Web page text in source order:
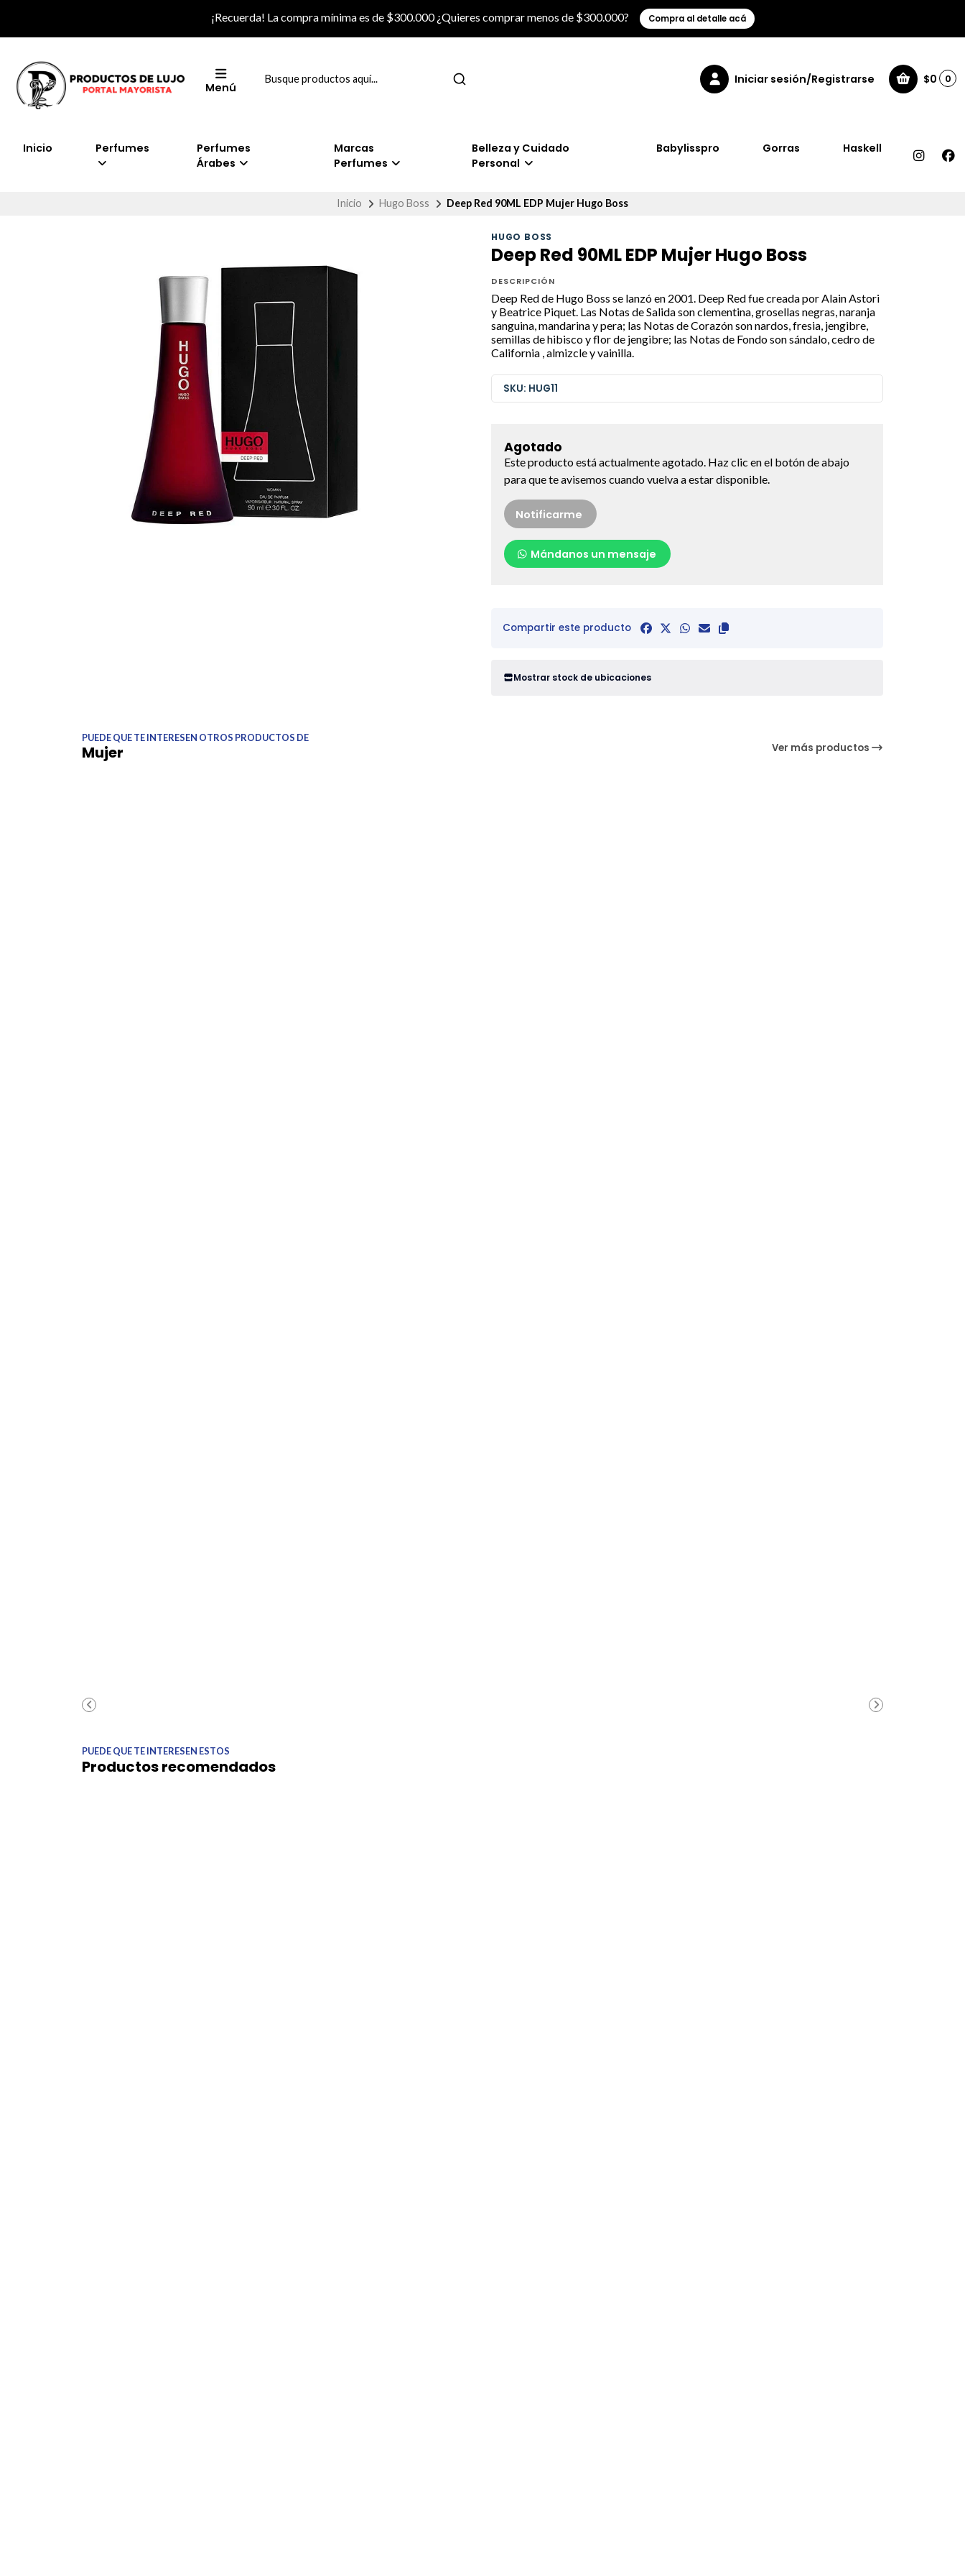
¡Recuerda! La compra mínima es de $300.000 ¿Quieres comprar menos de $300.000? Compra al detalle acá
Menú
Iniciar sesión/Registrarse $0 0
Inicio Perfumes
Perfumes
Árabes
Marcas
Perfumes
Belleza y Cuidado
Personal
Babylisspro Gorras Haskell
Inicio Hugo Boss Deep Red 90ML EDP Mujer Hugo Boss
HUGO BOSS
Deep Red 90ML EDP Mujer Hugo Boss
DESCRIPCIÓN
Deep Red de Hugo Boss se lanzó en 2001. Deep Red fue creada por Alain Astori
y Beatrice Piquet. Las Notas de Salida son clementina, grosellas negras, naranja
sanguina, mandarina y pera; las Notas de Corazón son nardos, fresia, jengibre,
semillas de hibisco y flor de jengibre; las Notas de Fondo son sándalo, cedro de
California , almizcle y vainilla.
SKU: HUG11
Agotado
Este producto está actualmente agotado. Haz clic en el botón de abajo
para que te avisemos cuando vuelva a estar disponible.
Notificarme
Mándanos un mensaje
Compartir este producto
Mostrar stock de ubicaciones
PUEDE QUE TE INTERESEN OTROS PRODUCTOS DE
Mujer Ver más productos
PUEDE QUE TE INTERESEN ESTOS
Productos recomendados